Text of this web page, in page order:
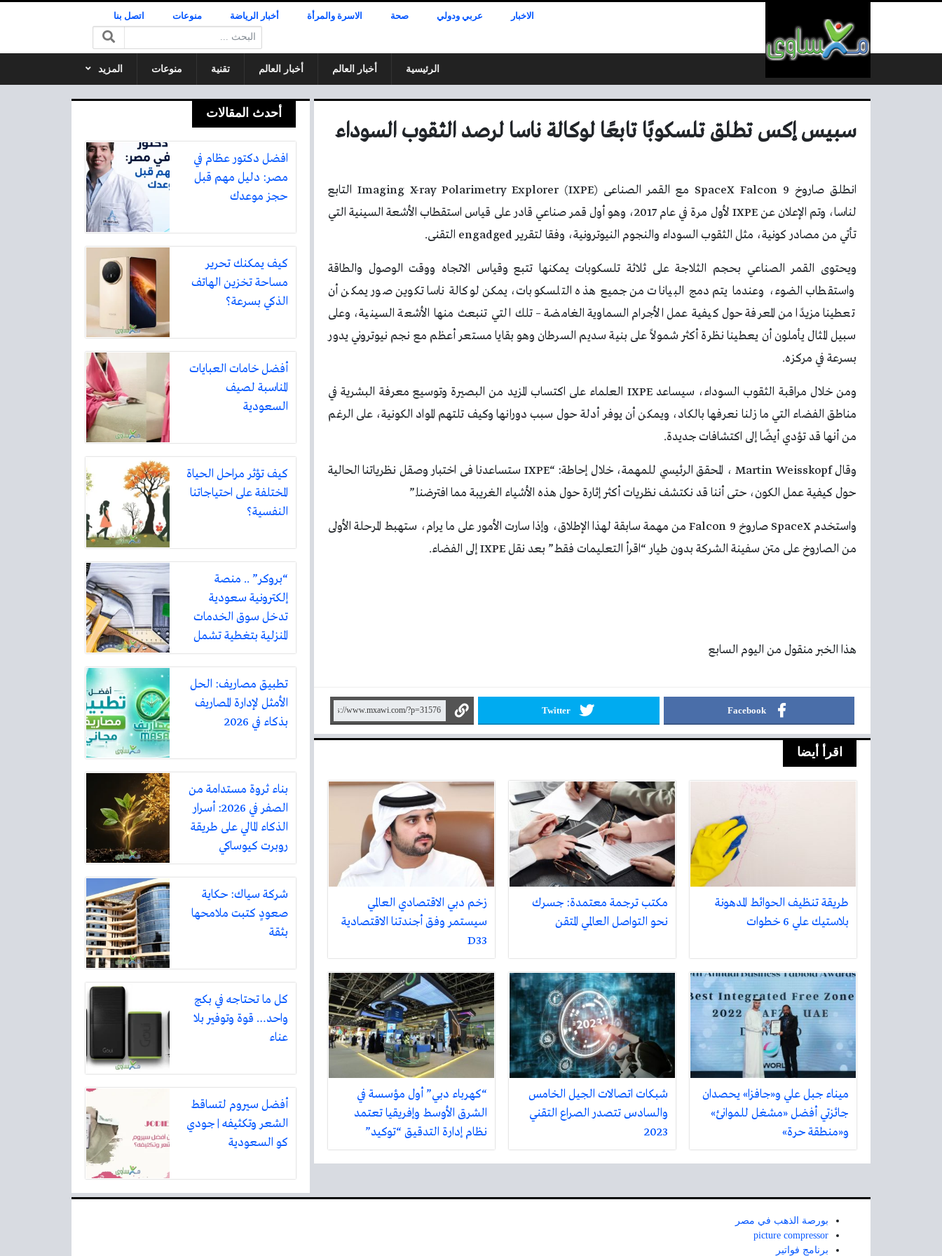
الاخبار عربي ودولي صحة الاسرة والمرأة أخبار الرياضة منوعات اتصل بنا
البحث:
الرئيسية أخبار العالم أخبار العالم تقنية منوعات المزيد
سبيس إكس تطلق تلسكوبًا تابعًا لوكالة ناسا لرصد الثقوب السوداء
انطلق صاروخ SpaceX Falcon 9 مع القمر الصناعى Imaging X-ray Polarimetry Explorer (IXPE) التابع
لناسا، وتم الإعلان عن IXPE لأول مرة في عام 2017، وهو أول قمر صناعي قادر على قياس استقطاب الأشعة السينية التي
تأتي من مصادر كونية، مثل الثقوب السوداء والنجوم النيوترونية، وفقا لتقرير engadged التقنى.
ويحتوى القمر الصناعي بحجم الثلاجة على ثلاثة تلسكوبات يمكنها تتبع وقياس الاتجاه ووقت الوصول والطاقة
واستقطاب الضوء، وعندما يتم دمج البيانات من جميع هذه التلسكوبات، يمكن لوكالة ناسا تكوين صور يمكن أن
تعطينا مزيدًا من المعرفة حول كيفية عمل الأجرام السماوية الغامضة – تلك التي تنبعث منها الأشعة السينية، وعلى
سبيل المثال يأملون أن يعطينا نظرة أكثر شمولاً على بنية سديم السرطان وهو بقايا مستعر أعظم مع نجم نيوتروني يدور
بسرعة في مركزه.
ومن خلال مراقبة الثقوب السوداء، سيساعد IXPE العلماء على اكتساب المزيد من البصيرة وتوسيع معرفة البشرية في
مناطق الفضاء التي ما زلنا نعرفها بالكاد، ويمكن أن يوفر أدلة حول سبب دورانها وكيف تلتهم المواد الكونية، على الرغم
من أنها قد تؤدي أيضًا إلى اكتشافات جديدة.
وقال Martin Weisskopf ، المحقق الرئيسي للمهمة، خلال إحاطة: “IXPE ستساعدنا فى اختبار وصقل نظرياتنا الحالية
حول كيفية عمل الكون، حتى أننا قد نكتشف نظريات أكثر إثارة حول هذه الأشياء الغريبة مما افترضنا.”
واستخدم SpaceX صاروخ Falcon 9 من مهمة سابقة لهذا الإطلاق، وإذا سارت الأمور على ما يرام، ستهبط المرحلة الأولى
من الصاروخ على متن سفينة الشركة بدون طيار “اقرأ التعليمات فقط” بعد نقل IXPE إلى الفضاء.
هذا الخبر منقول من اليوم السابع
Facebook
Twitter
اقرأ أيضا
طريقة تنظيف الحوائط المدهونة
بلاستيك علي 6 خطوات
مكتب ترجمة معتمدة: جسرك
نحو التواصل العالمي المتقن
زخم دبي الاقتصادي العالمي
سيستمر وفق أجندتنا الاقتصادية
D33
ميناء جبل علي و«جافزا» يحصدان
جائزتي أفضل «مشغل للموانئ»
و«منطقة حرة»
شبكات اتصالات الجيل الخامس
والسادس تتصدر الصراع التقني
2023
“كهرباء دبي” أول مؤسسة في
الشرق الأوسط وإفريقيا تعتمد
نظام إدارة التدقيق “توكيد”
أحدث المقالات
افضل دكتور عظام في
مصر: دليل مهم قبل
حجز موعدك
كيف يمكنك تحرير
مساحة تخزين الهاتف
الذكي بسرعة؟
أفضل خامات العبايات
المناسبة لصيف
السعودية
كيف تؤثر مراحل الحياة
المختلفة على احتياجاتنا
النفسية؟
“بروكر” .. منصة
إلكترونية سعودية
تدخل سوق الخدمات
المنزلية بتغطية تشمل
أكثر من ثلاثين مدينة
تطبيق مصاريف: الحل
الأمثل لإدارة المصاريف
بذكاء في 2026
بناء ثروة مستدامة من
الصفر في 2026: أسرار
الذكاء المالي على طريقة
روبرت كيوساكي
شركة سياك: حكاية
صعودٍ كتبت ملامحها
بثقة
كل ما تحتاجه في بكج
واحد… قوة وتوفير بلا
عناء
أفضل سيروم لتساقط
الشعر وتكثيفه | جودي
كو السعودية
بورصة الذهب في مصر
picture compressor
برنامج فواتير